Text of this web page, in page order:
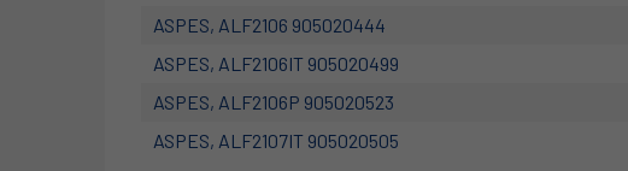
ASPES, ALF2106 905020444
ASPES, ALF2106IT 905020499
ASPES, ALF2106P 905020523
ASPES, ALF2107IT 905020505